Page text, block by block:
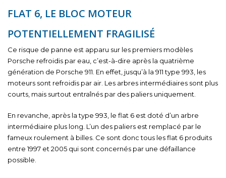
FLAT 6, LE BLOC MOTEUR
POTENTIELLEMENT FRAGILISÉ
Ce risque de panne est apparu sur les premiers modèles
Porsche refroidis par eau, c’est-à-dire après la quatrième
génération de Porsche 911. En effet, jusqu’à la 911 type 993, les
moteurs sont refroidis par air. Les arbres intermédiaires sont plus
courts, mais surtout entraînés par des paliers uniquement.
En revanche, après la type 993, le flat 6 est doté d’un arbre
intermédiaire plus long. L’un des paliers est remplacé par le
fameux roulement à billes. Ce sont donc tous les flat 6 produits
entre 1997 et 2005 qui sont concernés par une défaillance
possible.